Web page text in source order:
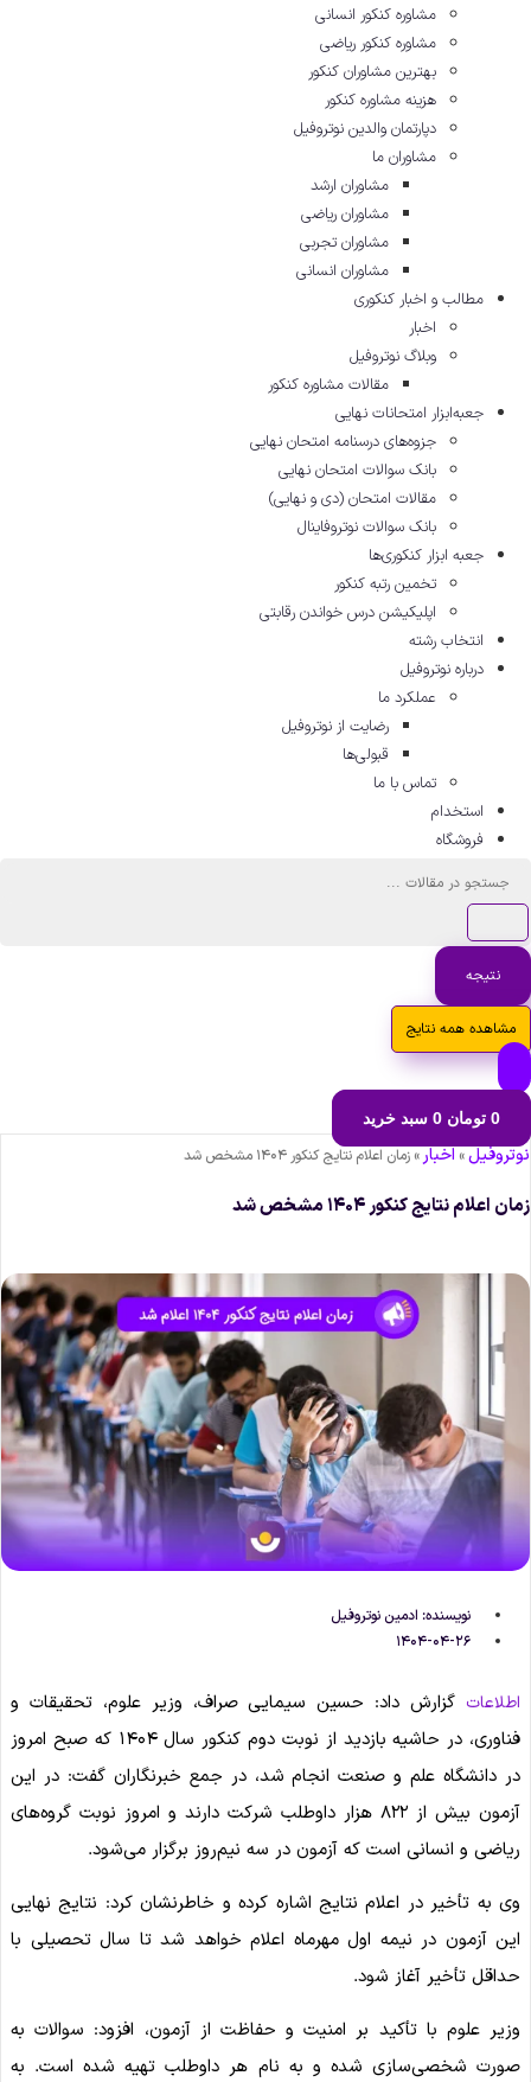
مشاوره کنکور انسانی
مشاوره کنکور ریاضی
بهترین مشاوران کنکور
هزینه مشاوره کنکور
دپارتمان والدین نوتروفیل
مشاوران ما
مشاوران ارشد
مشاوران ریاضی
مشاوران تجربی
مشاوران انسانی
مطالب و اخبار کنکوری
اخبار
وبلاگ نوتروفیل
مقالات مشاوره‌ کنکور
جعبه‌ابزار امتحانات نهایی
جزوه‌های درسنامه امتحان نهایی
بانک سوالات امتحان نهایی
مقالات امتحان (دی و نهایی)
بانک سوالات نوتروفاینال
جعبه ابزار کنکوری‌ها
تخمین رتبه کنکور
اپلیکیشن درس خواندن رقابتی
انتخاب رشته
درباره نوتروفیل
عملکرد ما
رضایت از نوتروفیل
قبولی‌ها
تماس با ما
استخدام
فروشگاه
نتیجه
مشاهده همه نتایج
0 تومان 0 سبد خرید
»اخبار»زمان اعلام نتایج کنکور ۱۴۰۴ مشخص شد
اعلام نتایج کنکور ۱۴۰۴ مشخص شد
نویسنده:ادمین نوتروفیل
۱۴۰۴-۰۴-۲۶
اطلاعاتگزارش داد: حسین سیمایی صراف، وزیر علوم، تحقیقات و
فناوری، در حاشیه بازدید از نوبت دوم کنکور سال ۱۴۰۴ که صبح امروز
در دانشگاه علم و صنعت انجام شد، در جمع خبرنگاران گفت: در این
آزمون بیش از ۸۲۲ هزار داوطلب شرکت دارند و امروز نوبت گروه‌های
ریاضی و انسانی است که آزمون در سه نیم‌روز برگزار می‌شود.
وی به تأخیر در اعلام نتایج اشاره کرده و خاطرنشان کرد: نتایج نهایی
این آزمون در نیمه اول مهرماه اعلام خواهد شد تا سال تحصیلی با
حداقل تأخیر آغاز شود.
وزیر علوم با تأکید بر امنیت و حفاظت از آزمون، افزود: سوالات به
صورت شخصی‌سازی شده و به نام هر داوطلب تهیه شده است. به